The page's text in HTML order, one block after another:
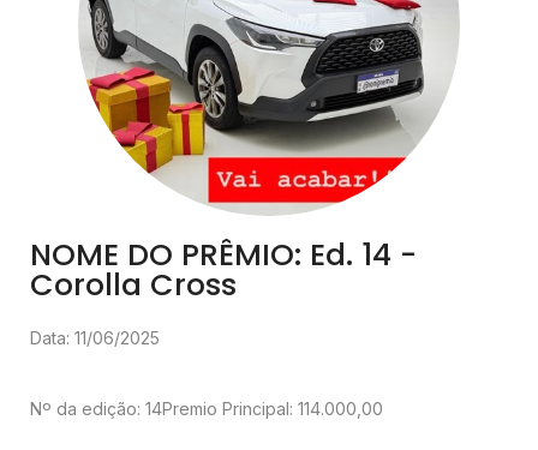
NOME DO PRÊMIO: Ed. 14 -
Corolla Cross
Data: 11/06/2025
Nº da edição: 14Premio Principal: 114.000,00